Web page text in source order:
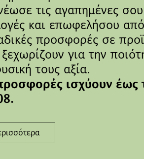
τις αγαπημένες σου
και επωφελήσου από
προσφορές σε
για την
τους αξία.
ισχύουν έως